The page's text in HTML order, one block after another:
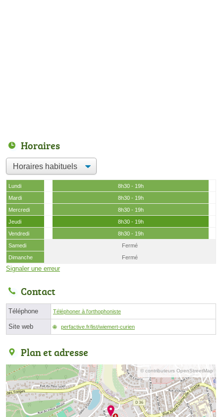
Horaires
Lundi
8h30 - 19h
Mardi
8h30 - 19h
Mercredi
8h30 - 19h
Jeudi
8h30 - 19h
Vendredi
8h30 - 19h
Samedi
Fermé
Dimanche
Fermé
Signaler une erreur
Contact
Téléphone Téléphoner à l'orthophoniste
Site web perfactive.fr/list/wiemert-curien
Plan et adresse
© contributeurs OpenStreetMap